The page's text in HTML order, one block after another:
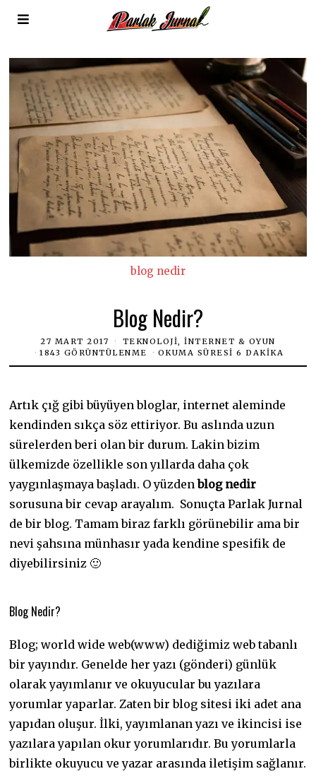
blog nedir
Blog Nedir?
27 MART 2017
TEKNOLOJI, İNTERNET & OYUN
1843 GÖRÜNTÜLENME
OKUMA SÜRESI 6 DAKIKA
Artık çığ gibi büyüyen bloglar, internet aleminde
kendinden sıkça söz ettiriyor. Bu aslında uzun
sürelerden beri olan bir durum. Lakin bizim
ülkemizde özellikle son yıllarda daha çok
yaygınlaşmaya başladı. O yüzdenblog nedir
sorusuna bir cevap arayalım. Sonuçta Parlak Jurnal
de bir blog. Tamam biraz farklı görünebilir ama bir
nevi şahsına münhasır yada kendine spesifik de
diyebilirsiniz 🙂
Blog Nedir?
Blog; world wide web(www) dediğimiz web tabanlı
bir yayındır. Genelde her yazı (gönderi) günlük
olarak yayımlanır ve okuyucular bu yazılara
yorumlar yaparlar. Zaten bir blog sitesi iki adet ana
yapıdan oluşur. İlki, yayımlanan yazı ve ikincisi ise
yazılara yapılan okur yorumlarıdır. Bu yorumlarla
birlikte okuyucu ve yazar arasında iletişim sağlanır.